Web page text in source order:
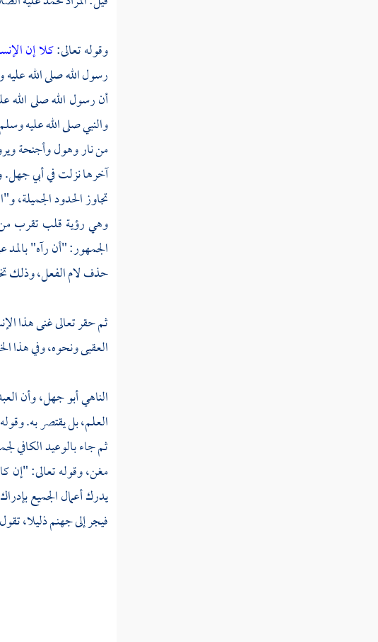
وقوله تعالى:كلا إن
رسول الله صلى الله
أن رسول الله صلى الله
والنبي صلى الله عليه
من نار وهول وأجنحة
آخرها نزلت فيأبي جهل.
تجاوز الحدود
وهي رؤية قلب تقرب من
الجمهور: "أن رآه" بالمد
حذف لام الفعل، وذلك
ثم حقر تعالى غنى هذا
العقبى ونحوه، وفي هذا
الناهيأبو جهل،وأن
العلم، بل يقتصر به.
ثم جاء بالوعيد الكافي
مغن، وقوله تعالى: "إن
يدرك أعمال الجميع
فيجر إلى جهنم ذليلا، تقول